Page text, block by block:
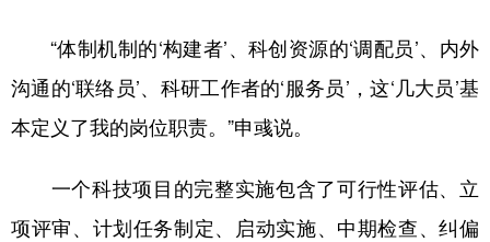
English Español Français عربى
Русский язык 日本語 한국어
Deutsch Português
“体制机制的‘构建者’、科创资源的‘调配员’、内外
沟通的‘联络员’、科研工作者的‘服务员’，这‘几大员’基
本定义了我的岗位职责。”申彧说。
一个科技项目的完整实施包含了可行性评估、立
项评审、计划任务制定、启动实施、中期检查、纠偏